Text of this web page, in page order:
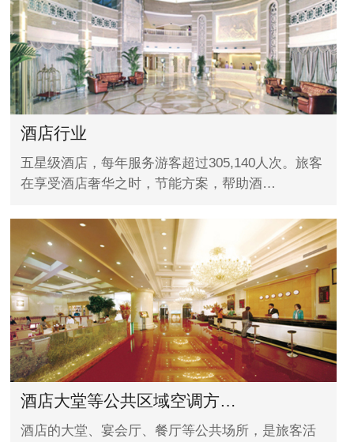
酒店行业
五星级酒店，每年服务游客超过305,140人次。旅客
在享受酒店奢华之时，节能方案，帮助酒…
酒店大堂等公共区域空调方…
酒店的大堂、宴会厅、餐厅等公共场所，是旅客活